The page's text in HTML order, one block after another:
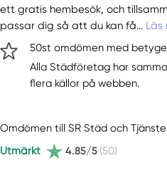
ett gratis hembesök, och
passar dig så att du kan få... Läs
50st omdömen med
Alla Städföretag har
flera källor på webben.
Omdömen till SR Städ och
Utmärkt
4.85/5 (50)